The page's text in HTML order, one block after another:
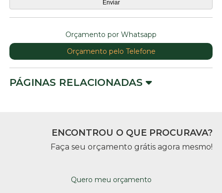
Orçamento por Whatsapp
Orçamento pelo Telefone
PÁGINAS RELACIONADAS
ENCONTROU O QUE PROCURAVA?
Faça seu orçamento grátis agora mesmo!
Quero meu orçamento